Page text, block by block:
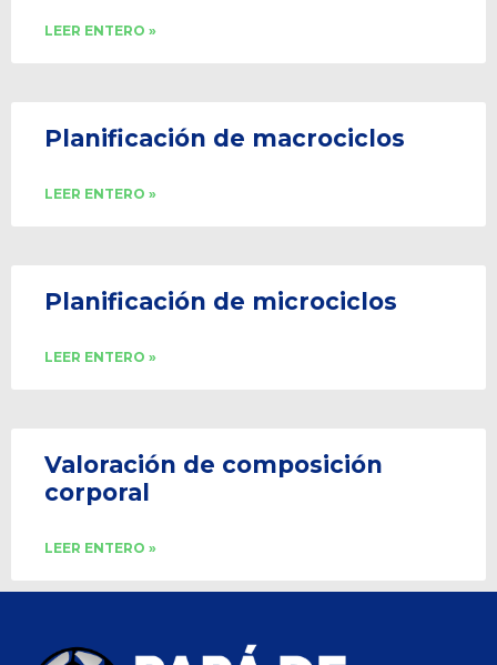
LEER ENTERO »
Planificación de macrociclos
LEER ENTERO »
Planificación de microciclos
LEER ENTERO »
Valoración de composición
corporal
LEER ENTERO »